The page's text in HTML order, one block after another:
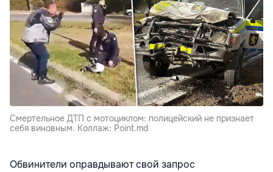
Смертельное ДТП с мотоциклом: полицейский не признает
себя виновным. Коллаж: Point.md
Обвинители оправдывают свой запрос